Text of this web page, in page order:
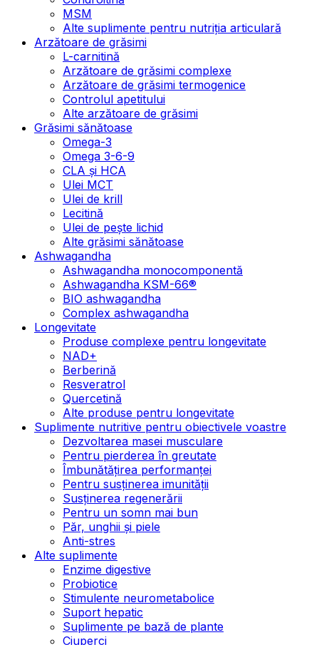
MSM
Alte suplimente pentru nutriția articulară
Arzătoare de grăsimi
L-carnitină
Arzătoare de grăsimi complexe
Arzătoare de grăsimi termogenice
Controlul apetitului
Alte arzătoare de grăsimi
Grăsimi sănătoase
Omega-3
Omega 3-6-9
CLA şi HCA
Ulei MCT
Ulei de krill
Lecitină
Ulei de pește lichid
Alte grăsimi sănătoase
Ashwagandha
Ashwagandha monocomponentă
Ashwagandha KSM-66®
BIO ashwagandha
Complex ashwagandha
Longevitate
Produse complexe pentru longevitate
NAD+
Berberină
Resveratrol
Quercetină
Alte produse pentru longevitate
Suplimente nutritive pentru obiectivele voastre
Dezvoltarea masei musculare
Pentru pierderea în greutate
Îmbunătățirea performanței
Pentru susținerea imunității
Susținerea regenerării
Pentru un somn mai bun
Păr, unghii și piele
Anti-stres
Alte suplimente
Enzime digestive
Probiotice
Stimulente neurometabolice
Suport hepatic
Suplimente pe bază de plante
Ciuperci